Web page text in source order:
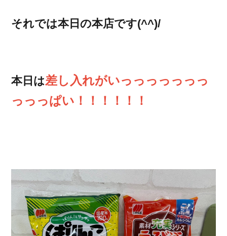
それでは本日の本店です(^^)/
本日は差し入れがいっっっっっっっ
っっっぱい！！！！！！